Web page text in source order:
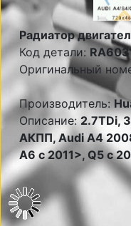
Радиатор
Код детали:
Оригинальный
Производитель:
Описание: 2.7TDi,
АКПП, Audi A4
A6 c 2011>, Q5 c